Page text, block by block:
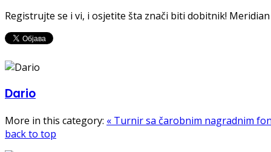
Registrujte se i vi, i osjetite šta znači biti dobitnik!
Dario
More in this category: « Turnir sa čarobnim nagradnim
back to top